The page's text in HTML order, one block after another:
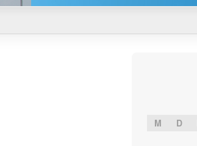
M
D